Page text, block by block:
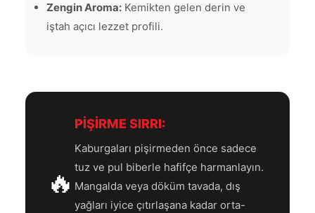
Zengin Aroma: Kemikten gelen derin ve
iştah açıcı lezzet profili.
🔥
PİŞİRME SIRRI:
Kaburgaları pişirmeden önce sadece
tuz ve pul biberle hafifçe harmanlayın.
Mangalda veya döküm tavada, dış
yağları iyice çıtırlaşana kadar orta-